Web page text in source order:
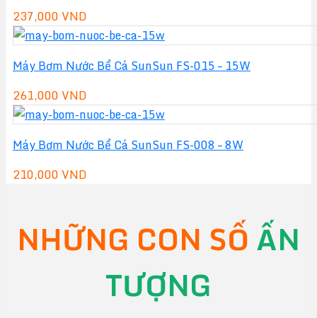
237,000VND
Máy Bơm Nước Bể Cá SunSun FS-015 – 15W
261,000VND
Máy Bơm Nước Bể Cá SunSun FS-008 – 8W
210,000VND
NHỮNG CON SỐ ẤN
TƯỢNG